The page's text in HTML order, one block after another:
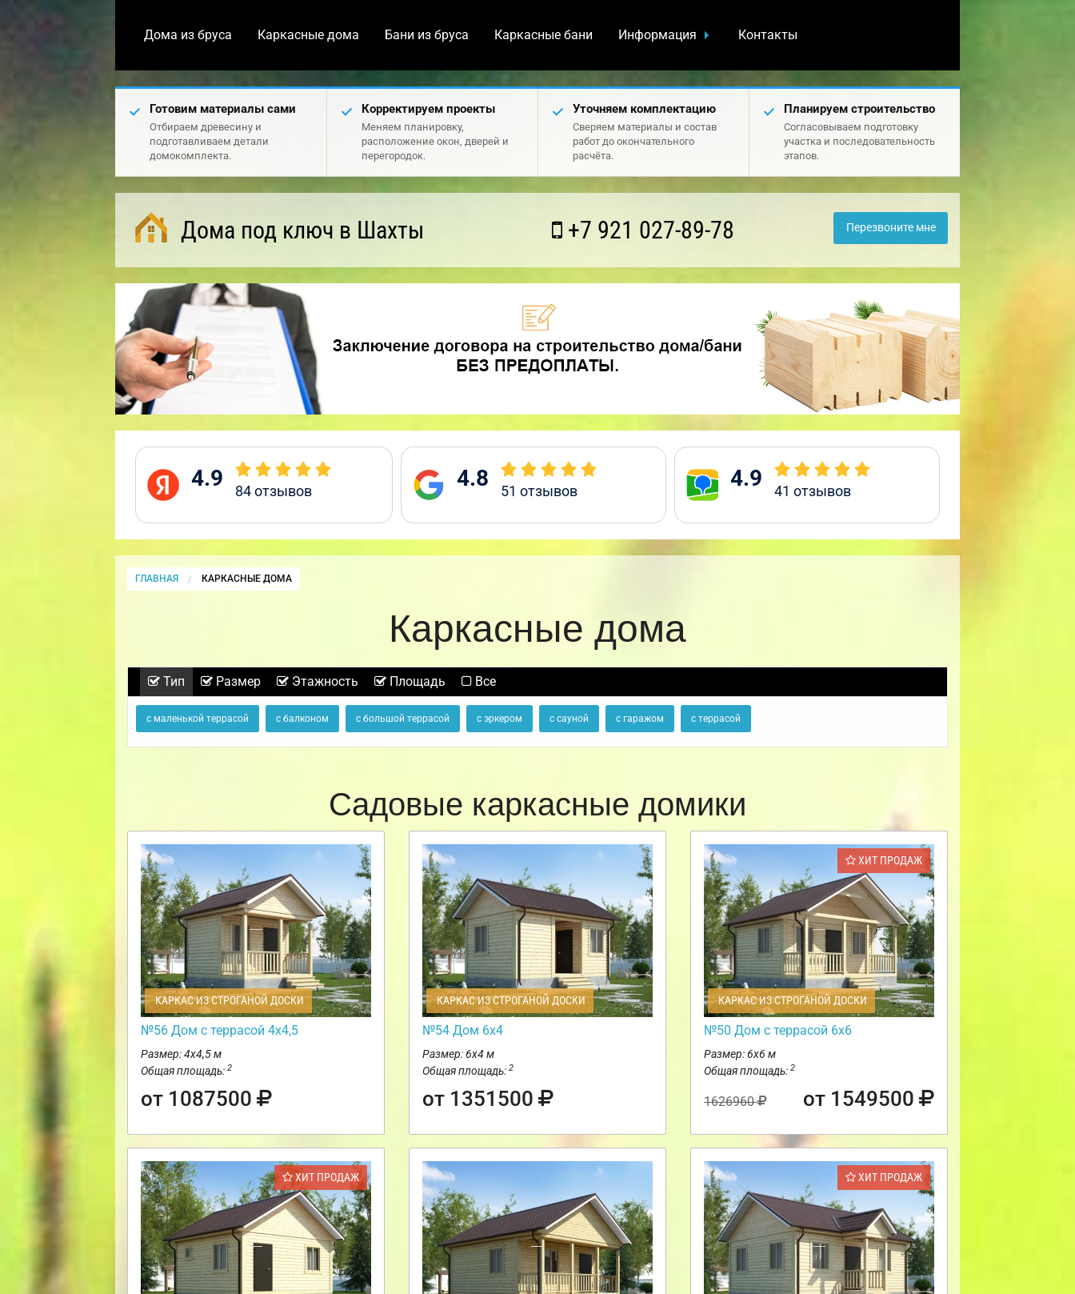
Дома из бруса Каркасные дома Бани из бруса Каркасные бани Информация Контакты
Готовим материалы сами
Отбираем древесину и
подготавливаем детали
домокомплекта.
Корректируем проекты
Меняем планировку,
расположение окон, дверей и
перегородок.
Уточняем комплектацию
Сверяем материалы и состав
работ до окончательного
расчёта.
Планируем строительство
Согласовываем подготовку
участка и последовательность
этапов.
Дома под ключ в Шахты +7 921 027-89-78 Перезвоните мне
4.9 84отзывов 4.8 51 отзывов 4.9 41 отзывов
ГЛАВНАЯ CURRENT:
КАРКАСНЫЕ ДОМА
Каркасные дома
Тип Размер Этажность Площадь Все
с маленькой террасой с балконом с большой террасой с эркером с сауной с гаражом с террасой
Садовые каркасные домики
КАРКАС ИЗ СТРОГАНОЙ ДОСКИ
№56 Дом с террасой 4х4,5
Размер: 4х4,5 м
Общая площадь: 2
от 1087500
КАРКАС ИЗ СТРОГАНОЙ ДОСКИ
№54 Дом 6х4
Размер: 6х4 м
Общая площадь: 2
от 1351500
ХИТ ПРОДАЖ
КАРКАС ИЗ СТРОГАНОЙ ДОСКИ
№50 Дом с террасой 6х6
Размер: 6х6 м
Общая площадь: 2
1626960 от 1549500
ХИТ ПРОДАЖ ХИТ ПРОДАЖ